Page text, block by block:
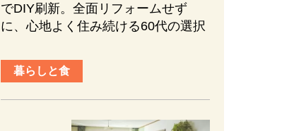
でDIY刷新。全面リフォームせず
に、心地よく住み続ける60代の選択
暮らしと食